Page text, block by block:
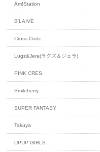
Am!Station
B'LAIVE
Cross Code
Lugz&Jera(ラグズ＆ジェラ)
PINK CRES.
Smileberry
SUPER FANTASY
Takuya
UPUP GIRLS